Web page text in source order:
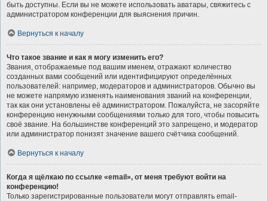
быть доступны. Если вы не можете использовать аватары, свяжитесь с
администратором конференции для выяснения причин.
Вернуться к началу
Что такое звание и как я могу изменить его?
Звания, отображаемые под вашим именем, отражают количество
созданных вами сообщений или идентифицируют определённых
пользователей: например, модераторов и администраторов. Обычно вы
не можете напрямую изменять наименования званий на конференции,
так как они установлены её администратором. Пожалуйста, не засоряйте
конференцию ненужными сообщениями только для того, чтобы повысить
своё звание. На большинстве конференций это запрещено, и модератор
или администратор понизят значение вашего счётчика сообщений.
Вернуться к началу
Когда я щёлкаю по ссылке «email», от меня требуют войти на
конференцию!
Только зарегистрированные пользователи могут отправлять email-